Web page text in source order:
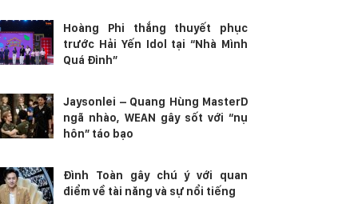
Hoàng Phi thắng thuyết phục
trước Hải Yến Idol tại “Nhà Mình
Quá Đỉnh”
Jaysonlei – Quang Hùng MasterD
ngã nhào, WEAN gây sốt với “nụ
hôn” táo bạo
Đình Toàn gây chú ý với quan
điểm về tài năng và sự nổi tiếng